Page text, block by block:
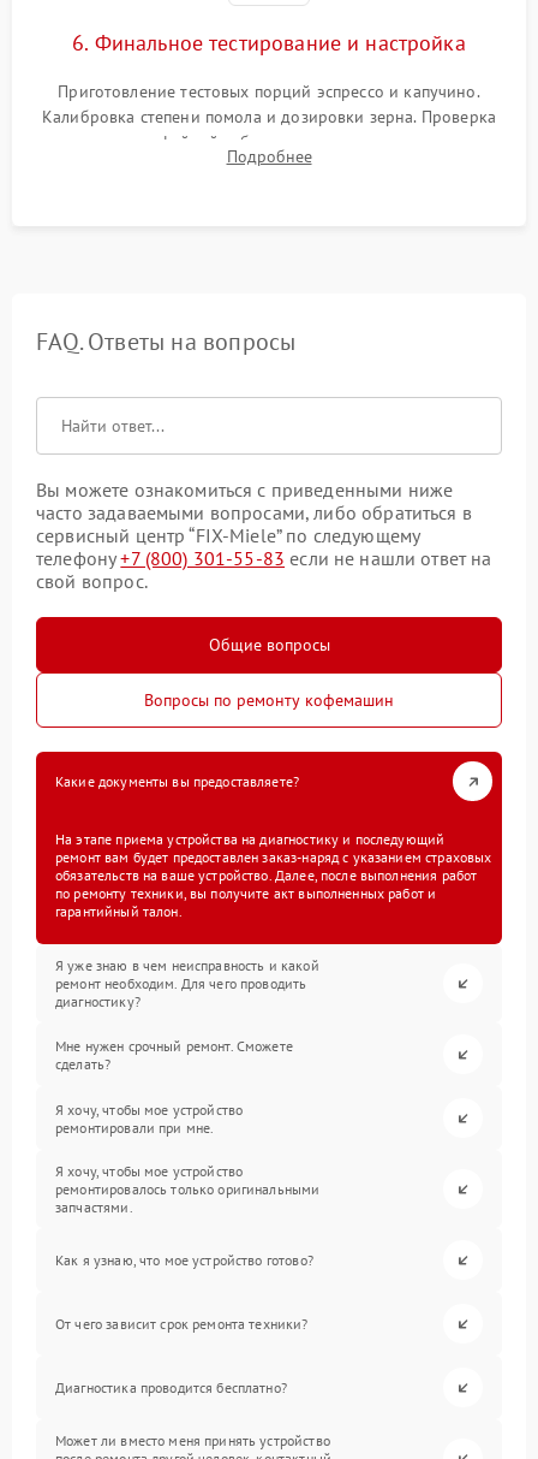
6. Финальное тестирование и настройка
Приготовление тестовых порций эспрессо и капучино.
Калибровка степени помола и дозировки зерна. Проверка
плотности кофейной таблетки, температуры напитка и
качества молочной пены. Контроль отсутствия посторонних
Подробнее
FAQ. Ответы на вопросы
Вы можете ознакомиться с приведенными ниже
часто задаваемыми вопросами, либо обратиться в
сервисный центр “FIX-Miele” по следующему
телефону+7 (800) 301-55-83 если не нашли ответ на
свой вопрос.
Общие вопросы
Вопросы по ремонту кофемашин
Какие документы вы предоставляете?
На этапе приема устройства на диагностику и последующий
ремонт вам будет предоставлен заказ-наряд с указанием страховых
обязательств на ваше устройство. Далее, после выполнения работ
по ремонту техники, вы получите акт выполненных работ и
гарантийный талон.
Я уже знаю в чем неисправность и какой
ремонт необходим. Для чего проводить
диагностику?
Мне нужен срочный ремонт. Сможете
сделать?
Я хочу, чтобы мое устройство
ремонтировали при мне.
Я хочу, чтобы мое устройство
ремонтировалось только оригинальными
запчастями.
Как я узнаю, что мое устройство готово?
От чего зависит срок ремонта техники?
Диагностика проводится бесплатно?
Может ли вместо меня принять устройство